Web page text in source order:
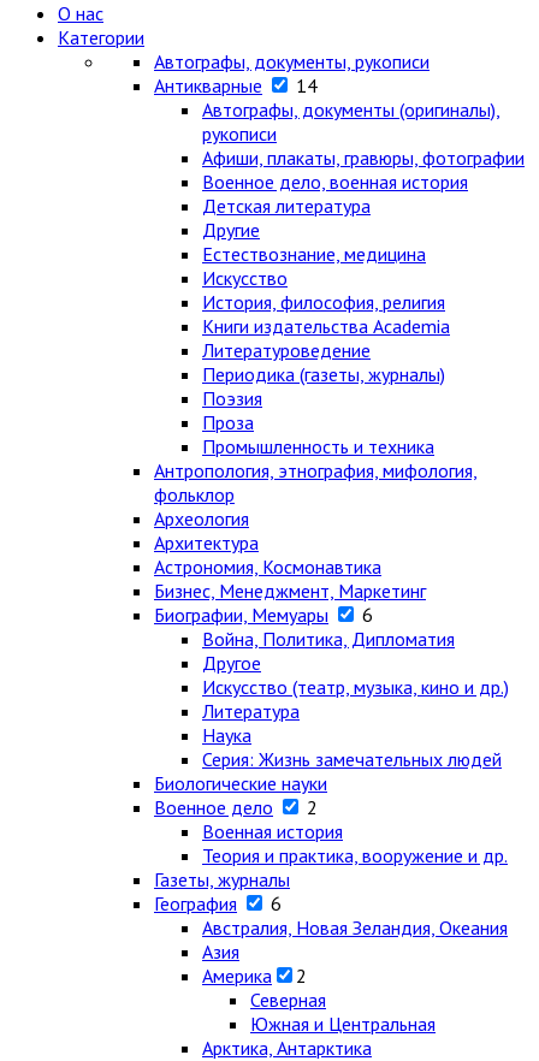
О нас
Категории
Автографы, документы, рукописи
Антикварные
14
Автографы, документы (оригиналы),
рукописи
Афиши, плакаты, гравюры, фотографии
Военное дело, военная история
Детская литература
Другие
Естествознание, медицина
Искусство
История, философия, религия
Книги издательства Academia
Литературоведение
Периодика (газеты, журналы)
Поэзия
Проза
Промышленность и техника
Антропология, этнография, мифология,
фольклор
Археология
Архитектура
Астрономия, Космонавтика
Бизнес, Менеджмент, Маркетинг
Биографии, Мемуары
6
Война, Политика, Дипломатия
Другое
Искусство (театр, музыка, кино и др.)
Литература
Наука
Серия: Жизнь замечательных людей
Биологические науки
Военное дело
2
Военная история
Теория и практика, вооружение и др.
Газеты, журналы
География
6
Австралия, Новая Зеландия, Океания
Азия
Америка
2
Северная
Южная и Центральная
Арктика, Антарктика